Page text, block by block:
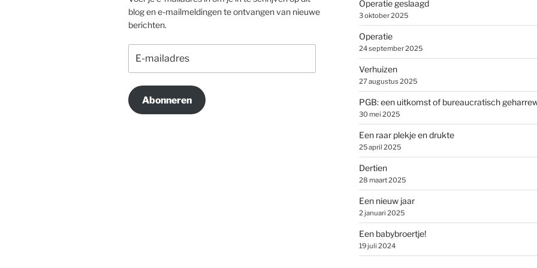
blog en e-mailmeldingen te ontvangen van nieuwe
berichten.
mailadres
Abonneren
Operatie geslaagd
3 oktober 2025
Operatie
24 september 2025
Verhuizen
27 augustus 2025
PGB: een uitkomst of bureaucratisch
30 mei 2025
Een raar plekje en drukte
25 april 2025
Dertien
28 maart 2025
Een nieuw jaar
2 januari 2025
Een babybroertje!
19 juli 2024